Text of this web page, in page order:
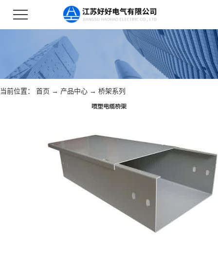
当前位置： 首页 → 产品中心 → 桥架系列
喷塑电缆桥架